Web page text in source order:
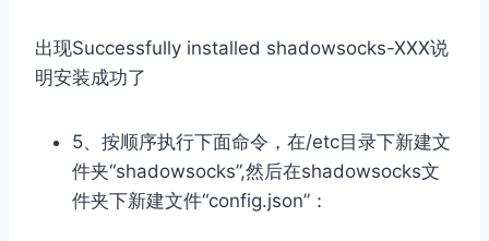
出现Successfully installed shadowsocks-XXX说
明安装成功了
5、按顺序执行下面命令，在/etc目录下新建文
件夹“shadowsocks”,然后在shadowsocks文
件夹下新建文件“config.json”：